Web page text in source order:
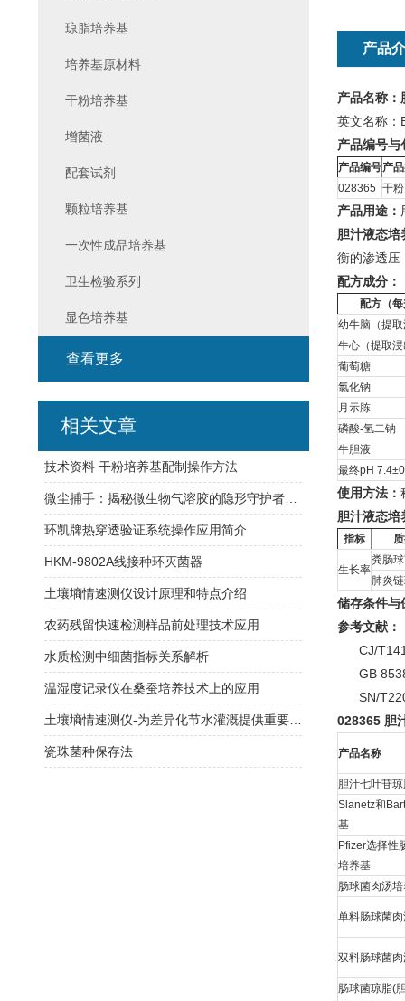
产品
产品名称：
英文名称：
产品编号与
产品编号产
028365 干粉
产品用途：
胆汁液态培
衡的渗透压
配方成分：
配方（
幼牛脑（提
牛心（提取
葡萄糖
氯化钠
月示胨
磷酸-氢二钠
牛胆液
最终pH
使用方法：
胆汁液态培
指标
生长率
粪肠
肺炎
储存条件与
参考文献：
CJ/T141-
GB 8538-
SN/
028365 胆
产品名称
胆汁七叶苷琼
Slanetz和
基
Pfizer选择性
培养基
肠球菌肉汤
单料肠球菌肉
双料肠球菌肉
肠球菌琼脂(
琼脂培养基
培养基原材料
干粉培养基
增菌液
配套试剂
颗粒培养基
一次性成品培养基
卫生检验系列
显色培养基
查看更多
相关文章
技术资料 干粉培养基配制操作方法
环凯牌热穿透验证系统操作应用简介
HKM-9802A线接种环灭菌器
土壤墒情速测仪设计原理和特点介绍
农药残留快速检测样品前处理技术应用
水质检测中细菌指标关系解析
温湿度记录仪在桑蚕培养技术上的应用
瓷珠菌种保存法